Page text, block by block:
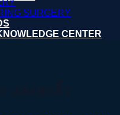
SURGERY
CENTER